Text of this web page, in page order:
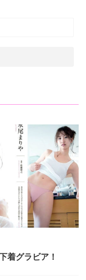
着グラビア！